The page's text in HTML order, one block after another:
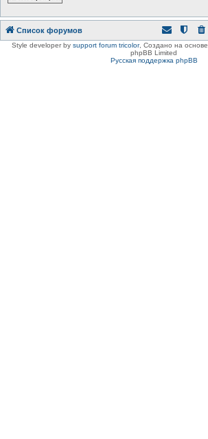
Список форумов
Style developer by support forum tricolor, Создано на основе
phpBB Limited
Русская поддержка phpBB